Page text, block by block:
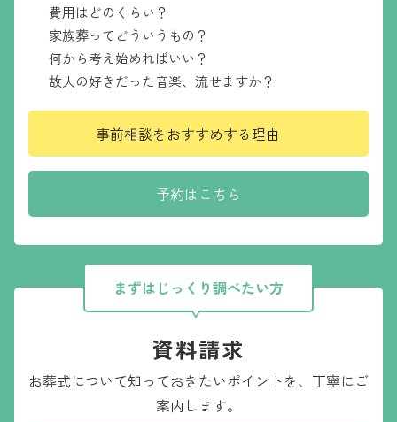
費用はどのくらい？
家族葬ってどういうもの？
何から考え始めればいい？
故人の好きだった音楽、流せますか？
事前相談をおすすめする理由
予約はこちら
まずはじっくり調べたい方
資料請求
お葬式について知っておきたいポイントを、 丁寧にご
案内します。